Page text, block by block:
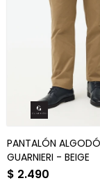
PANTALÓN
GUARNIERI - BEIGE
$ 2.490